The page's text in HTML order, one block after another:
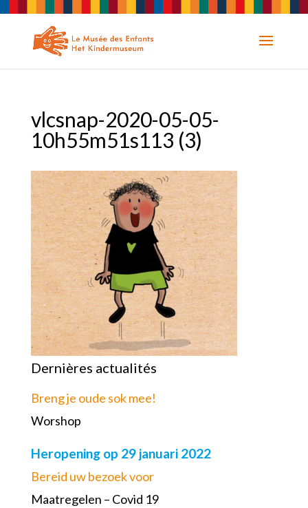
vlcsnap-2020-05-05-
10h55m51s113 (3)
Dernières actualités
Breng je oude sok mee!
Worshop
Heropening op 29 januari 2022
Bereid uw bezoek voor
Maatregelen – Covid 19